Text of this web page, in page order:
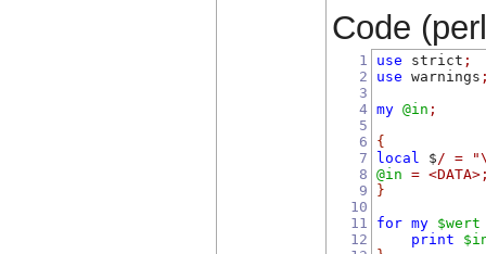
Code
1
2
3
4
5
6
7
8
9
10
11
12
use strict ;
use warnings
my @in ;
{
local
$ / =
@in
= <DATA>
}
for my $wert
print